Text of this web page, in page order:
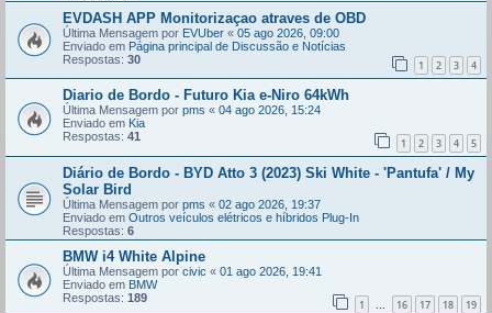
EVDASH APP Monitorizaçao atraves de OBD
Última Mensagem por EVUber « 05 ago 2026, 09:00
Enviado em Página principal de Discussão e Notícias
Respostas: 30 1 2 3 4
Diario de Bordo - Futuro Kia e-Niro 64kWh
Última Mensagem por pms « 04 ago 2026, 15:24
Enviado em Kia
Respostas: 41 1 2 3 4 5
Diário de Bordo - BYD Atto 3 (2023) Ski White - 'Pantufa' / My
Solar Bird
Última Mensagem por pms « 02 ago 2026, 19:37
Enviado em Outros veículos elétricos e híbridos Plug-In
Respostas: 6
BMW i4 White Alpine
Última Mensagem por civic « 01 ago 2026, 19:41
Enviado em BMW
Respostas: 189 1 ... 16 17 18 19